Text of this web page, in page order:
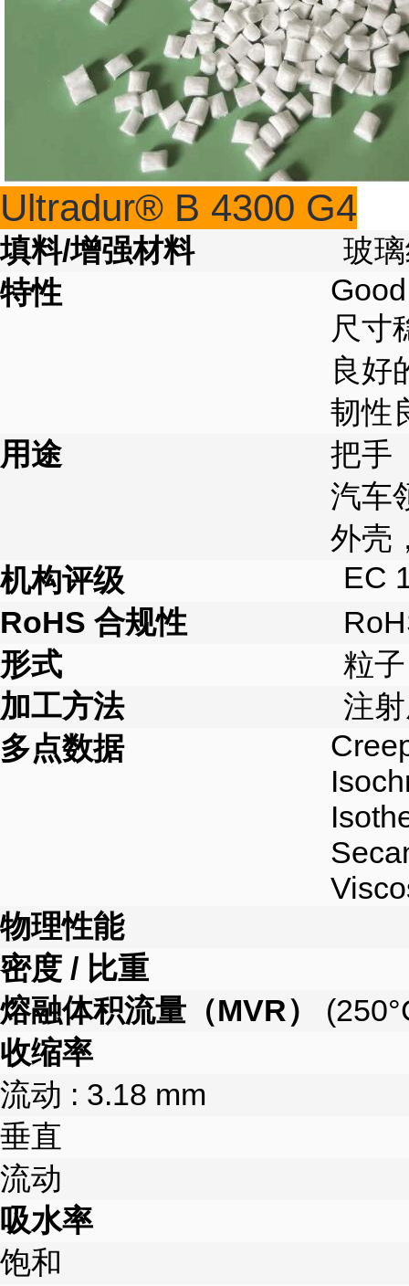
Ultradur® B 4300 G4
填料/增强材料
玻
特性
尺寸
良好
韧性
用途
把手
汽车
外壳
机构评级
EC
RoHS 合规性
形式
粒子
加工方法
注
多点数据
物理性能
密度 / 比重
熔融体积流量（MVR）
收缩率
流动 : 3.18 mm
垂直
流动
吸水率
饱和